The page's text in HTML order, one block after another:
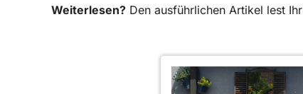
Weiterlesen? Den ausführlichen Artikel lest